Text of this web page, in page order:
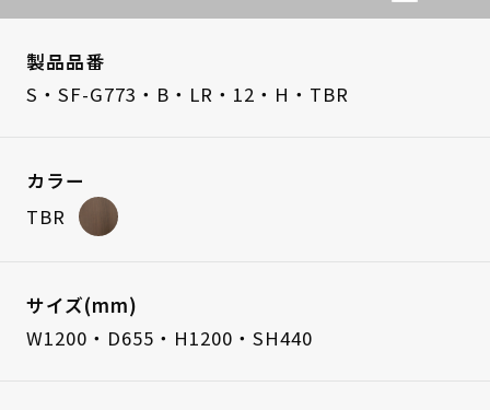
製品品番
S・SF-G773・B・LR・12・H・TBR
カラー
TBR
サイズ(mm)
W1200・D655・H1200・SH440